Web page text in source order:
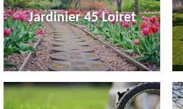
Jardinier 45 Loiret